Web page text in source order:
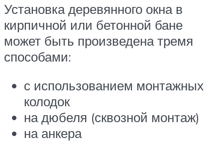
Установка деревянного окна в
кирпичной или бетонной бане
может быть произведена тремя
способами:
с использованием монтажных
колодок
на дюбеля (сквозной монтаж)
на анкера